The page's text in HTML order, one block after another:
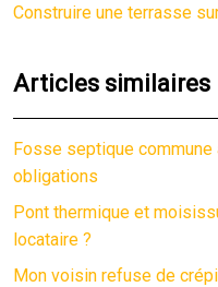
Construire une terrasse
Articles similaires
Fosse septique
obligations
Pont thermique et
locataire ?
Mon voisin refuse de